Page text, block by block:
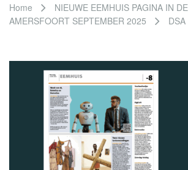
Home
NIEUWE EEMHUIS PAGINA IN
AMERSFOORT SEPTEMBER 2025